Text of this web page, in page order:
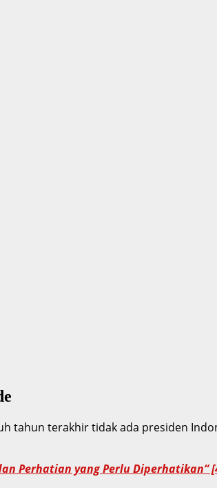
tahun terakhir tidak ada presiden
Perhatian yang Perlu Diperhatikan“